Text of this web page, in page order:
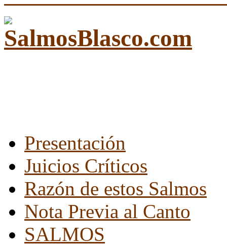
Presentación
Juicios Críticos
Razón de estos Salmos
Nota Previa al Canto
SALMOS